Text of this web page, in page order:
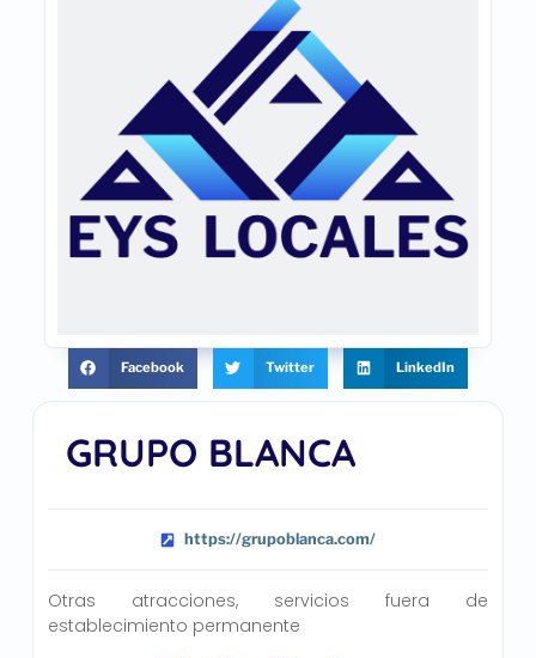
GRUPO BLANCA
https://grupoblanca.com/
Otras atracciones, servicios fuera de
establecimiento permanente
Facebook Twitter LinkedIn